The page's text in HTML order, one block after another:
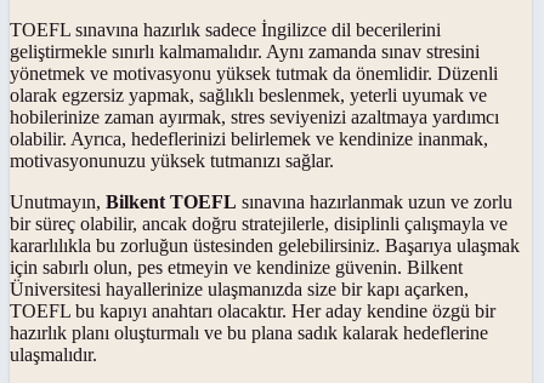
TOEFL sınavına hazırlık sadece İngilizce dil becerilerini
geliştirmekle sınırlı kalmamalıdır. Aynı zamanda sınav stresini
yönetmek ve motivasyonu yüksek tutmak da önemlidir. Düzenli
olarak egzersiz yapmak, sağlıklı beslenmek, yeterli uyumak ve
hobilerinize zaman ayırmak, stres seviyenizi azaltmaya yardımcı
olabilir. Ayrıca, hedeflerinizi belirlemek ve kendinize inanmak,
motivasyonunuzu yüksek tutmanızı sağlar.
Unutmayın, Bilkent TOEFL sınavına hazırlanmak uzun ve zorlu
bir süreç olabilir, ancak doğru stratejilerle, disiplinli çalışmayla ve
kararlılıkla bu zorluğun üstesinden gelebilirsiniz. Başarıya ulaşmak
için sabırlı olun, pes etmeyin ve kendinize güvenin. Bilkent
Üniversitesi hayallerinize ulaşmanızda size bir kapı açarken,
TOEFL bu kapıyı anahtarı olacaktır. Her aday kendine özgü bir
hazırlık planı oluşturmalı ve bu plana sadık kalarak hedeflerine
ulaşmalıdır.